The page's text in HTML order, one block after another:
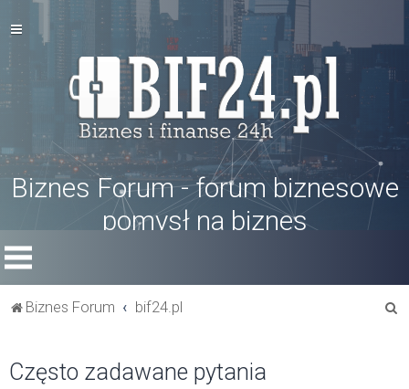
Biznes Forum - forum biznesowe
pomysł na biznes
Biznes Forum bif24.pl
Często zadawane pytania